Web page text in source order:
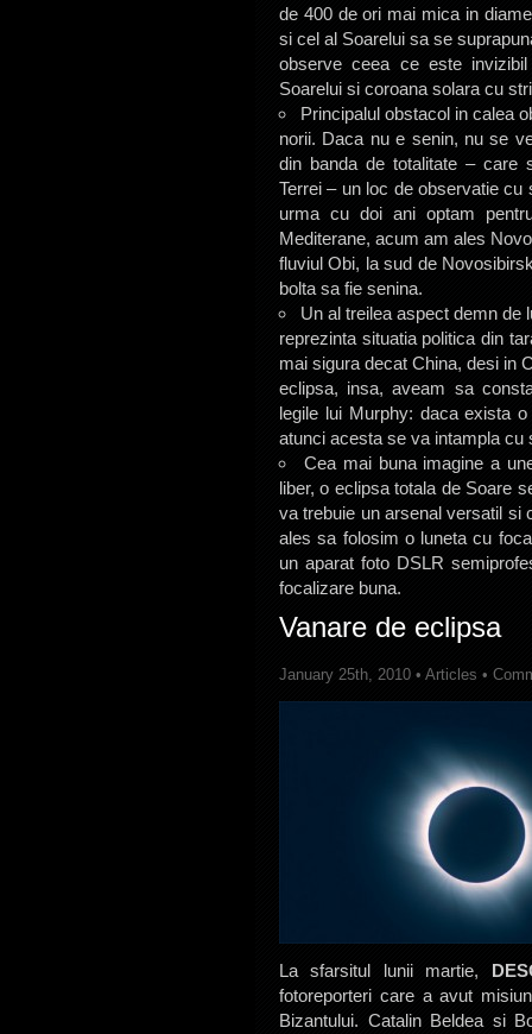
de 400 de ori mai mica in
si cel al Soarelui sa se
observe ceea ce este
Soarelui si coroana solara cu
Principalul obstacol in calea
norii. Daca nu e senin, nu se
din banda de totalitate – care
Terrei – un loc de observatie
urma cu doi ani optam
Mediterane, acum am ales
fluviul Obi, la sud de
bolta sa fie senina.
Un al treilea aspect demn de
reprezinta situatia politica din
mai sigura decat China, desi in
eclipsa, insa, aveam sa
legile lui Murphy: daca exista
atunci acesta se va intampla cu
Cea mai buna imagine a
liber, o eclipsa totala de Soare
va trebuie un arsenal versatil si
ales sa folosim o luneta cu
un aparat foto DSLR
focalizare buna.
Vanare de eclipsa
January 25th, 2010 • Articles •
La sfarsitul lunii martie,
fotoreporteri care a avut
Bizantului. Catalin Beldea si